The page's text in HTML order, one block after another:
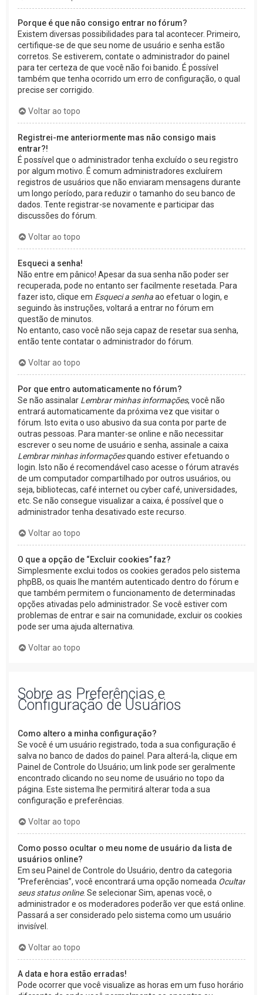
Porque é que não consigo entrar no fórum?
Existem diversas possibilidades para tal acontecer. Primeiro,
certifique-se de que seu nome de usuário e senha estão
corretos. Se estiverem, contate o administrador do painel
para ter certeza de que você não foi banido. É possível
também que tenha ocorrido um erro de configuração, o qual
precise ser corrigido.
Voltar ao topo
Registrei-me anteriormente mas não consigo mais
entrar?!
É possível que o administrador tenha excluído o seu registro
por algum motivo. É comum administradores excluírem
registros de usuários que não enviaram mensagens durante
um longo período, para reduzir o tamanho do seu banco de
dados. Tente registrar-se novamente e participar das
discussões do fórum.
Voltar ao topo
Esqueci a senha!
Não entre em pânico! Apesar da sua senha não poder ser
recuperada, pode no entanto ser facilmente resetada. Para
fazer isto, clique em Esqueci a senhaao efetuar o login, e
seguindo às instruções, voltará a entrar no fórum em
questão de minutos.
No entanto, caso você não seja capaz de resetar sua senha,
então tente contatar o administrador do fórum.
Voltar ao topo
Por que entro automaticamente no fórum?
Se não assinalar Lembrar minhas informações, você não
entrará automaticamente da próxima vez que visitar o
fórum. Isto evita o uso abusivo da sua conta por parte de
outras pessoas. Para manter-se online e não necessitar
escrever o seu nome de usuário e senha, assinale a caixa
Lembrar minhas informaçõesquando estiver efetuando o
login. Isto não é recomendável caso acesse o fórum através
de um computador compartilhado por outros usuários, ou
seja, bibliotecas, café internet ou cyber café, universidades,
etc. Se não consegue visualizar a caixa, é possível que o
administrador tenha desativado este recurso.
Voltar ao topo
O que a opção de “Excluir cookies” faz?
Simplesmente exclui todos os cookies gerados pelo sistema
phpBB, os quais lhe mantém autenticado dentro do fórum e
que também permitem o funcionamento de determinadas
opções ativadas pelo administrador. Se você estiver com
problemas de entrar e sair na comunidade, excluir os cookies
pode ser uma ajuda alternativa.
Voltar ao topo
Sobre as Preferências e
Configuração de Usuários
Como altero a minha configuração?
Se você é um usuário registrado, toda a sua configuração é
salva no banco de dados do painel. Para alterá-la, clique em
Painel de Controle do Usuário; um link pode ser geralmente
encontrado clicando no seu nome de usuário no topo da
página. Este sistema lhe permitirá alterar toda a sua
configuração e preferências.
Voltar ao topo
Como posso ocultar o meu nome de usuário da lista de
usuários online?
Em seu Painel de Controle do Usuário, dentro da categoria
“Preferências”, você encontrará uma opção nomeada Ocultar
seus status online. Se selecionar Sim, apenas você, o
administrador e os moderadores poderão ver que está online.
Passará a ser considerado pelo sistema como um usuário
invisível.
Voltar ao topo
A data e hora estão erradas!
Pode ocorrer que você visualize as horas em um fuso horário